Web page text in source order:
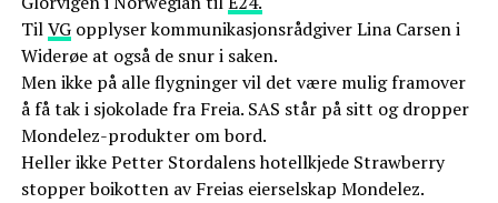
TilVGopplyser kommunikasjonsrådgiver Lina Carsen i
Widerøe at også de snur i saken.
Men ikke på alle flygninger vil det være mulig framover
å få tak i sjokolade fra Freia. SAS står på sitt og dropper
Mondelez-produkter om bord.
Heller ikke Petter Stordalens hotellkjede Strawberry
stopper boikotten av Freias eierselskap Mondelez.